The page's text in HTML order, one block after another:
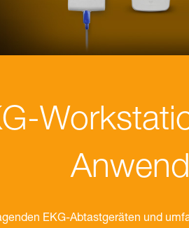
EKG-Abtastgeräten und